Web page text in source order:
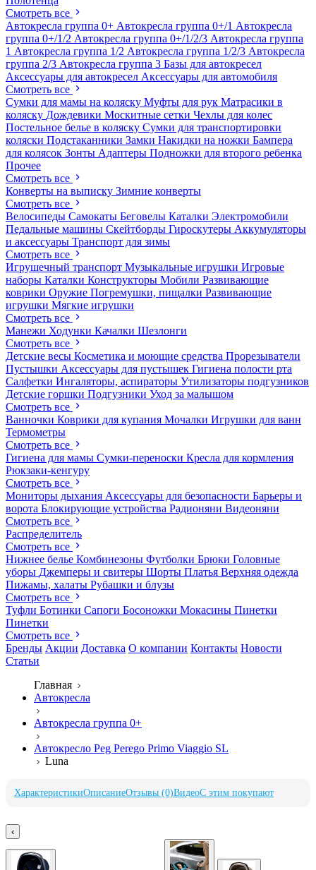
Смотреть все
Автокресла группа 0+ Автокресла группа 0+/1 Автокресла
группа 0+/1/2 Автокресла группа 0+/1/2/3 Автокресла группа
1 Автокресла группа 1/2 Автокресла группа 1/2/3 Автокресла
группа 2/3 Автокресла группа 3 Базы для автокресел
Аксессуары для автокресел Аксессуары для автомобиля
Смотреть все
Сумки для мамы на коляску Муфты для рук Матрасики в
коляску Дождевики Москитные сетки Чехлы для колес
Постельное белье в коляску Сумки для транспортировки
коляски Подстаканники Замки Накидки на ножки Бампера
для колясок Зонты Адаптеры Подножки для второго ребенка
Прочее
Смотреть все
Конверты на выписку Зимние конверты
Смотреть все
Велосипеды Самокаты Беговелы Каталки Электромобили
Педальные машины Скейтборды Гироскутеры Аккумуляторы
и аксессуары Транспорт для зимы
Смотреть все
Игрушечный транспорт Музыкальные игрушки Игровые
наборы Каталки Конструкторы Мобили Развивающие
коврики Оружие Погремушки, пищалки Развивающие
игрушки Мягкие игрушки
Смотреть все
Манежи Ходунки Качалки Шезлонги
Смотреть все
Детские весы Косметика и моющие средства Прорезыватели
Пустышки Аксессуары для пустышек Гигиена полости рта
Салфетки Ингаляторы, аспираторы Утилизаторы подгузников
Детские горшки Подгузники Уход за малышом
Смотреть все
Ванночки Коврики для купания Мочалки Игрушки для ванн
Термометры
Смотреть все
Гигиена для мамы Сумки-переноски Кресла для кормления
Рюкзаки-кенгуру
Смотреть все
Мониторы дыхания Аксессуары для безопасности Барьеры и
ворота Блокирующие устройства Радионяни Видеоняни
Смотреть все
Распределитель
Смотреть все
Нижнее белье Комбинезоны Футболки Брюки Головные
уборы Джемперы и свитеры Шорты Платья Верхняя одежда
Пижамы, халаты Рубашки и блузы
Смотреть все
Туфли Ботинки Сапоги Босоножки Мокасины Пинетки
Пинетки
Смотреть все
Бренды Акции Доставка О компании Контакты Новости
Статьи
Главная
Автокресла
Автокресла группа 0+
Автокресло Peg Perego Primo Viaggio SL
Luna
ХарактеристикиОписаниеОтзывы (0)ВидеоС этим покупают
‹